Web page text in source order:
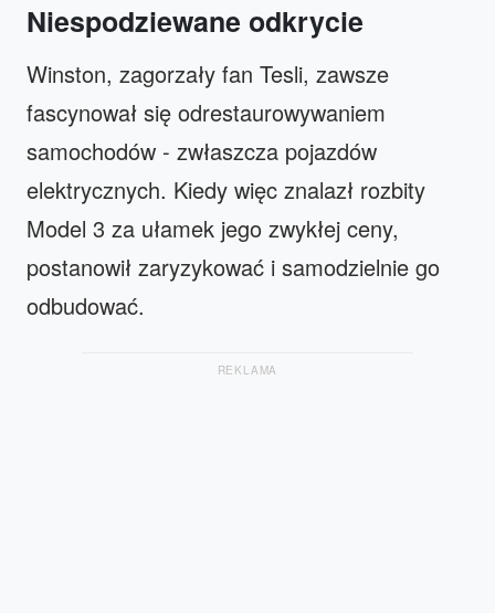
Niespodziewane odkrycie
Winston, zagorzały fan Tesli, zawsze
fascynował się odrestaurowywaniem
samochodów - zwłaszcza pojazdów
elektrycznych. Kiedy więc znalazł rozbity
Model 3 za ułamek jego zwykłej ceny,
postanowił zaryzykować i samodzielnie go
odbudować.
REKLAMA